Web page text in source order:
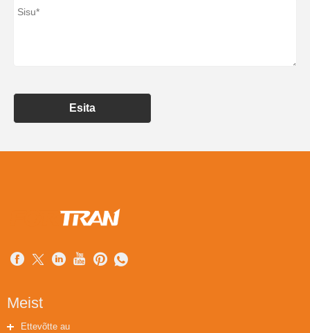
Esita
Meist
Ettevõtte au